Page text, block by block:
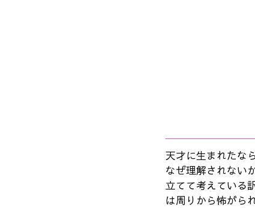
天才に生まれたな
なぜ理解されない
立てて考えている
は周りから怖がら